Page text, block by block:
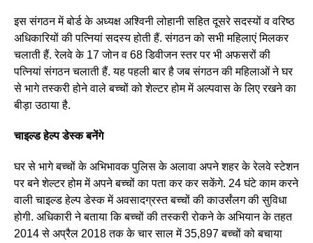
इस संगठन में बोर्ड के अध्यक्ष अश्विनी लोहानी सहित दूसरे सदस्यों व वरिष्ठ
अधिकारियों की पत्नियां सदस्य होती हैं. संगठन को सभी महिलाएं मिलकर
चलाती हैं. रेलवे के 17 जोन व 68 डिवीजन स्तर पर भी अफसरों की
पत्नियां संगठन चलाती हैं. यह पहली बार है जब संगठन की महिलाओं ने घर
से भागे तस्करी होने वाले बच्चों को शेल्टर होम में अल्पवास के लिए रखने का
बीड़ा उठाया है.
चाइल्ड हेल्प डेस्क बनेंगे
घर से भागे बच्चों के अभिभावक पुलिस के अलावा अपने शहर के रेलवे स्टेशन
पर बने शेल्टर होम में अपने बच्चों का पता कर कर सकेंगे. 24 घंटे काम करने
वाली चाइल्ड हेल्प डेस्क में अवसादग्रस्त बच्चों की काउर्संलग की सुविधा
होगी. अधिकारी ने बताया कि बच्चों की तस्करी रोकने के अभियान के तहत
2014 से अप्रैल 2018 तक के चार साल में 35,897 बच्चों को बचाया